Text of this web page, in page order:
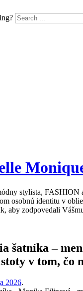
stylista,
osobnú identitu v
aby zodpovedali
šatníka –
v tom, čo
2026.